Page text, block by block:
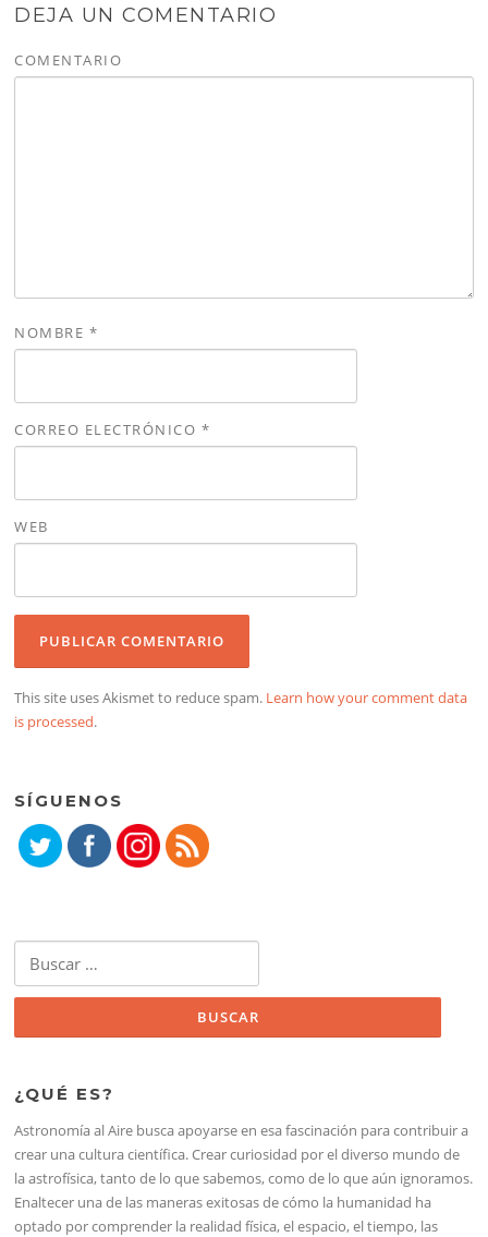
DEJA UN COMENTARIO
COMENTARIO
NOMBRE *
CORREO ELECTRÓNICO *
WEB
This site uses Akismet to reduce spam. Learn how your comment data
is processed.
SÍGUENOS
¿QUÉ ES?
Astronomía al Aire busca apoyarse en esa fascinación para contribuir a
crear una cultura científica. Crear curiosidad por el diverso mundo de
la astrofísica, tanto de lo que sabemos, como de lo que aún ignoramos.
Enaltecer una de las maneras exitosas de cómo la humanidad ha
optado por comprender la realidad física, el espacio, el tiempo, las